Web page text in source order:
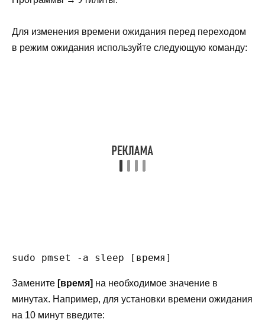
Для изменения времени ожидания перед переходом
в режим ожидания используйте следующую команду:
sudo pmset -a sleep [время]
Замените [время] на необходимое значение в
минутах. Например, для установки времени ожидания
на 10 минут введите: